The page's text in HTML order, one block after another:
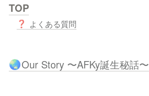
TOP
❓ よくある質問
🌏Our Story 〜AFKy誕生秘話〜